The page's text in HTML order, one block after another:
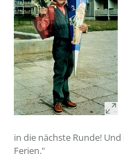
in die nächste Runde!
Ferien."